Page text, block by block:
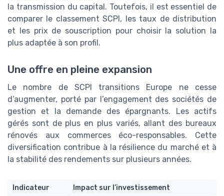
la transmission du capital. Toutefois, il est essentiel de
comparer le classement SCPI, les taux de distribution
et les prix de souscription pour choisir la solution la
plus adaptée à son profil.
Une offre en pleine expansion
Le nombre de SCPI transitions Europe ne cesse
d’augmenter, porté par l’engagement des sociétés de
gestion et la demande des épargnants. Les actifs
gérés sont de plus en plus variés, allant des bureaux
rénovés aux commerces éco-responsables. Cette
diversification contribue à la résilience du marché et à
la stabilité des rendements sur plusieurs années.
Indicateur
Impact sur l’investissement